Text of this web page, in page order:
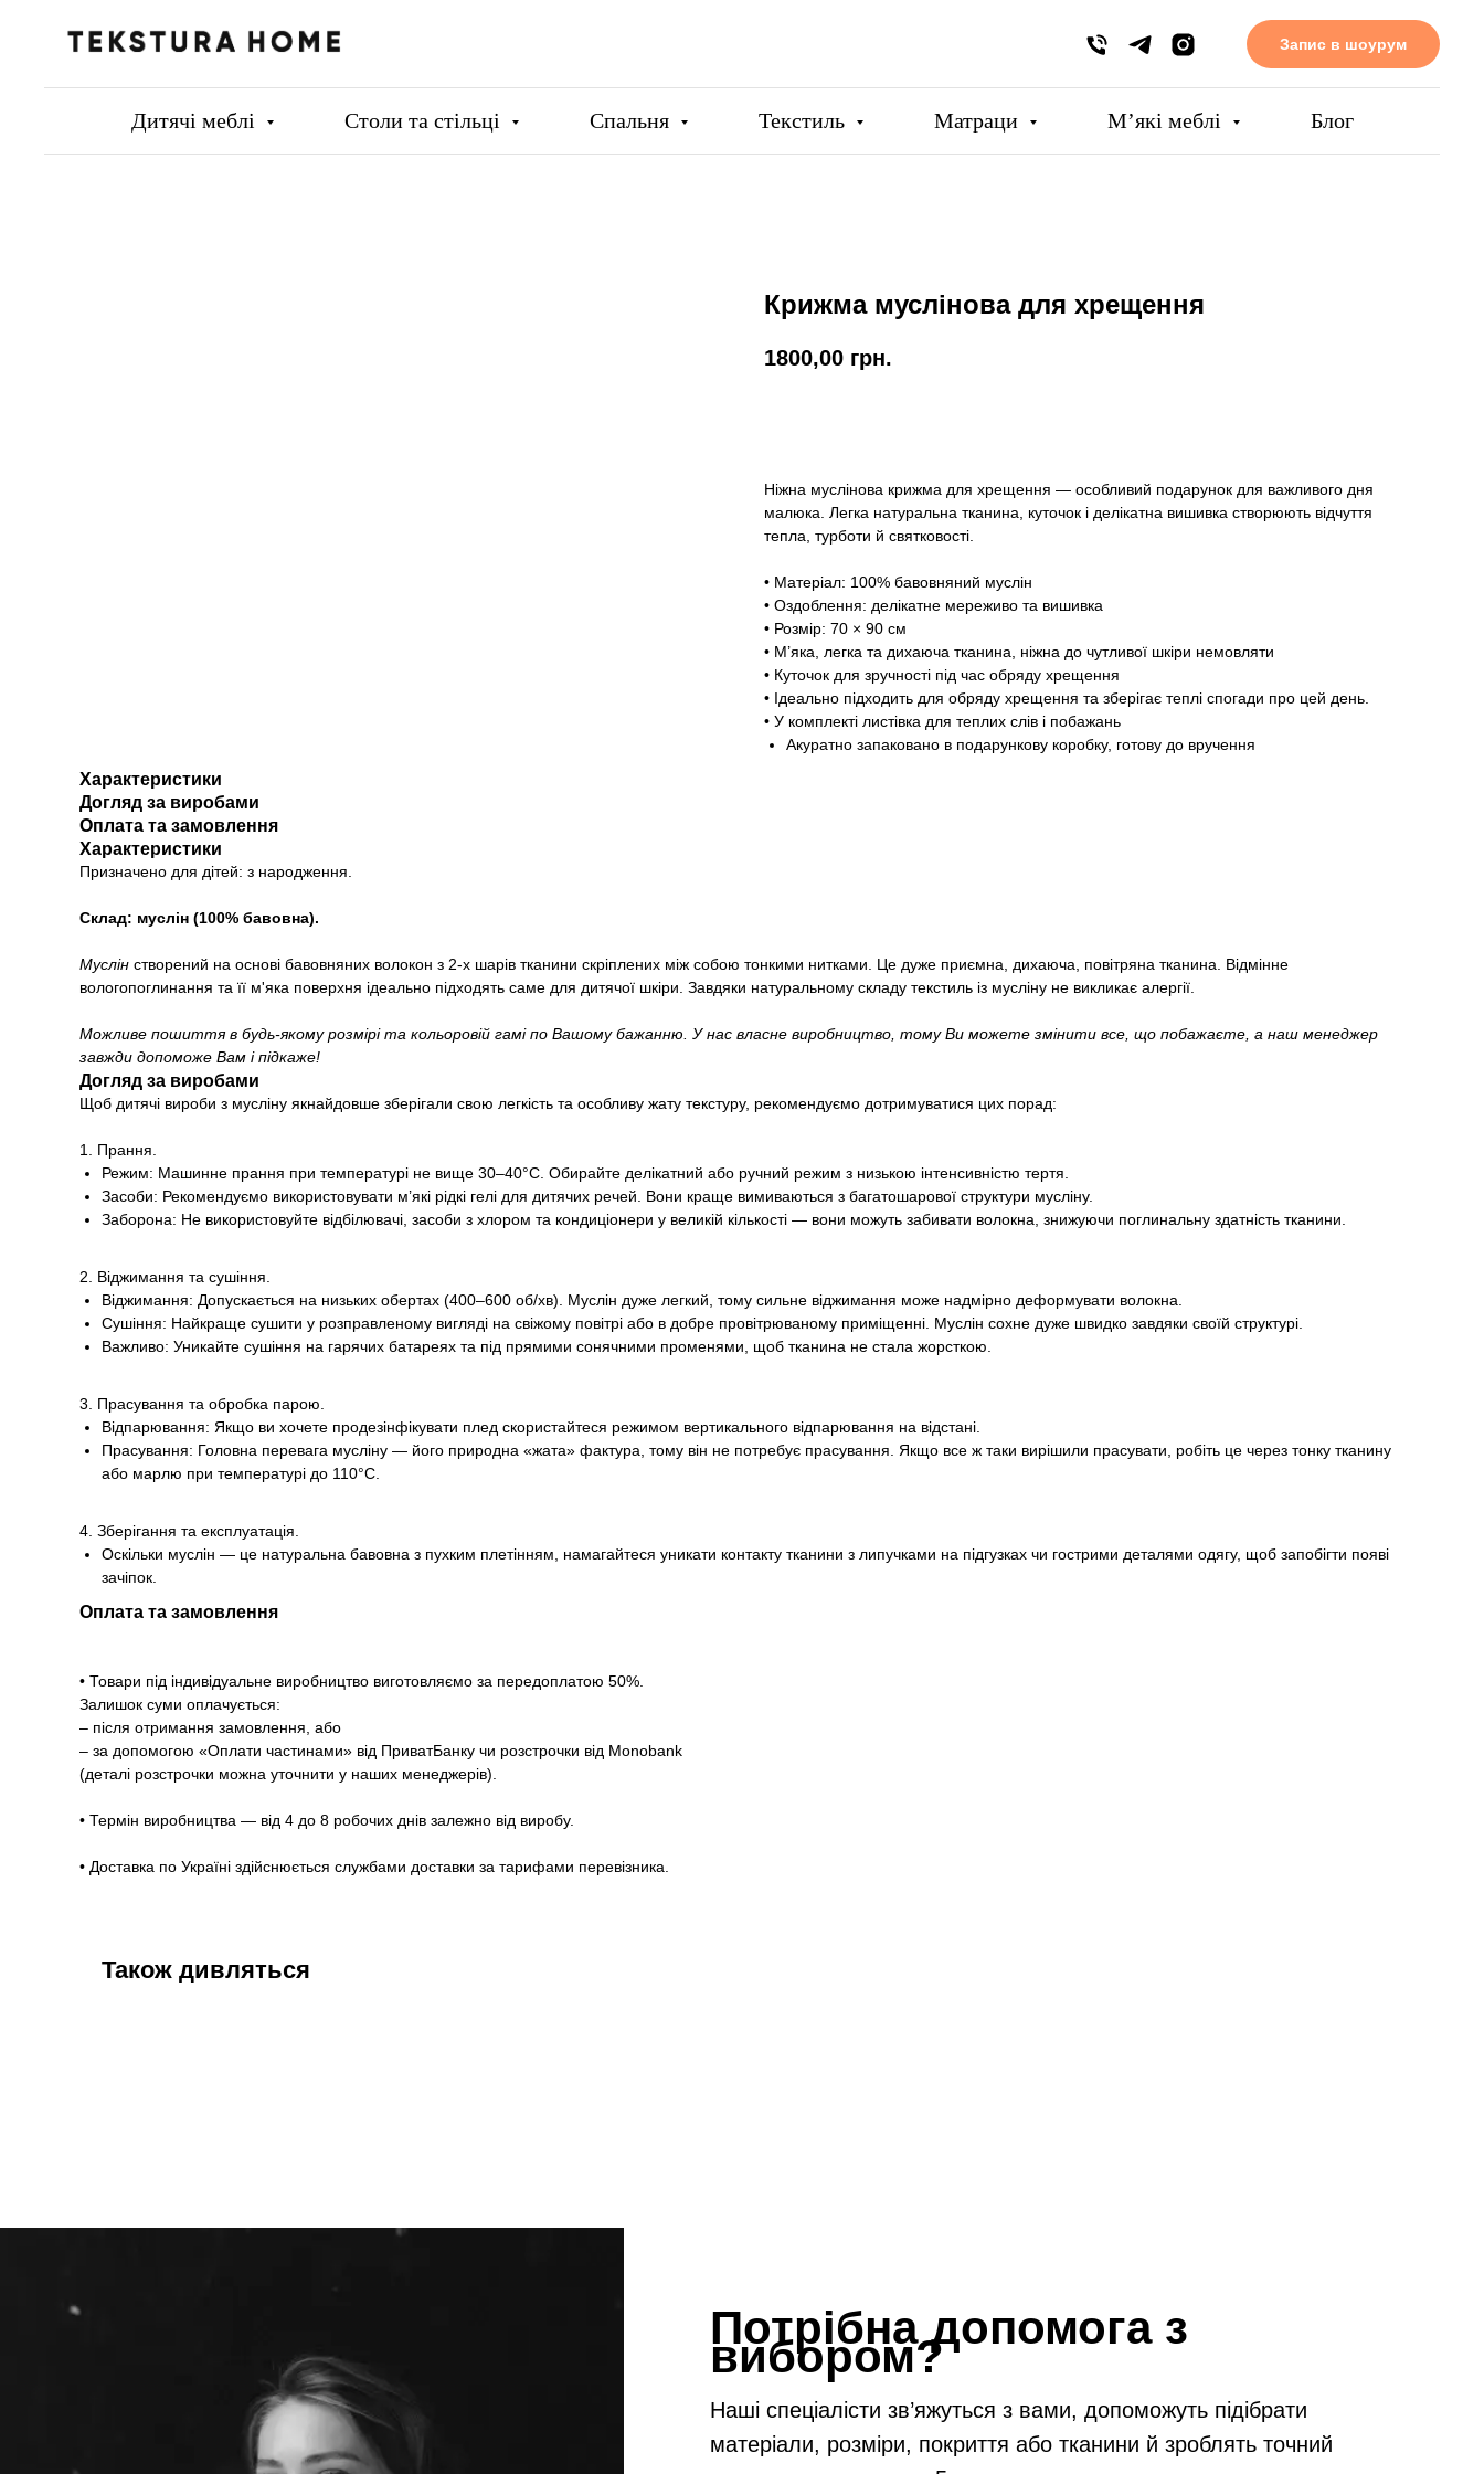
Запис в шоурум
Дитячі меблі Столи та стільці Спальня Текстиль Матраци Мʼякі меблі Блог
Крижма муслінова для хрещення
1800,00 грн.
Ніжна муслінова крижма для хрещення — особливий подарунок для важливого дня
малюка. Легка натуральна тканина, куточок і делікатна вишивка створюють відчуття
тепла, турботи й святковості.
• Матеріал: 100% бавовняний муслін
• Оздоблення: делікатне мереживо та вишивка
• Розмір: 70 × 90 см
• М’яка, легка та дихаюча тканина, ніжна до чутливої шкіри немовляти
• Куточок для зручності під час обряду хрещення
• Ідеально підходить для обряду хрещення та зберігає теплі спогади про цей день.
• У комплекті листівка для теплих слів і побажань
Акуратно запаковано в подарункову коробку, готову до вручення
Характеристики
Догляд за виробами
Оплата та замовлення
Характеристики
Призначено для дітей: з народження.
Склад: муслін (100% бавовна).
Муслін створений на основі бавовняних волокон з 2-х шарів тканини скріплених між собою тонкими нитками. Це дуже приємна, дихаюча, повітряна тканина. Відмінне
вологопоглинання та її м'яка поверхня ідеально підходять саме для дитячої шкіри. Завдяки натуральному складу текстиль із мусліну не викликає алергії.
Можливе пошиття в будь-якому розмірі та кольоровій гамі по Вашому бажанню. У нас власне виробництво, тому Ви можете змінити все, що побажаєте, а наш менеджер
завжди допоможе Вам і підкаже!
Догляд за виробами
Щоб дитячі вироби з мусліну якнайдовше зберігали свою легкість та особливу жату текстуру, рекомендуємо дотримуватися цих порад:
1. Прання.
Режим: Машинне прання при температурі не вище 30–40°С. Обирайте делікатний або ручний режим з низькою інтенсивністю тертя.
Засоби: Рекомендуємо використовувати м’які рідкі гелі для дитячих речей. Вони краще вимиваються з багатошарової структури мусліну.
Заборона: Не використовуйте відбілювачі, засоби з хлором та кондиціонери у великій кількості — вони можуть забивати волокна, знижуючи поглинальну здатність тканини.
2. Віджимання та сушіння.
Віджимання: Допускається на низьких обертах (400–600 об/хв). Муслін дуже легкий, тому сильне віджимання може надмірно деформувати волокна.
Сушіння: Найкраще сушити у розправленому вигляді на свіжому повітрі або в добре провітрюваному приміщенні. Муслін сохне дуже швидко завдяки своїй структурі.
Важливо: Уникайте сушіння на гарячих батареях та під прямими сонячними променями, щоб тканина не стала жорсткою.
3. Прасування та обробка парою.
Відпарювання: Якщо ви хочете продезінфікувати плед скористайтеся режимом вертикального відпарювання на відстані.
Прасування: Головна перевага мусліну — його природна «жата» фактура, тому він не потребує прасування. Якщо все ж таки вирішили прасувати, робіть це через тонку тканину
або марлю при температурі до 110°С.
4. Зберігання та експлуатація.
Оскільки муслін — це натуральна бавовна з пухким плетінням, намагайтеся уникати контакту тканини з липучками на підгузках чи гострими деталями одягу, щоб запобігти появі
зачіпок.
Оплата та замовлення
• Товари під індивідуальне виробництво виготовляємо за передоплатою 50%.
Залишок суми оплачується:
– після отримання замовлення, або
– за допомогою «Оплати частинами» від ПриватБанку чи розстрочки від Monobank
(деталі розстрочки можна уточнити у наших менеджерів).
• Термін виробництва — від 4 до 8 робочих днів залежно від виробу.
• Доставка по Україні здійснюється службами доставки за тарифами перевізника.
Також дивляться
Потрібна допомога з
вибором?
Наші спеціалісти зв’яжуться з вами, допоможуть підібрати
матеріали, розміри, покриття або тканини й зроблять точний